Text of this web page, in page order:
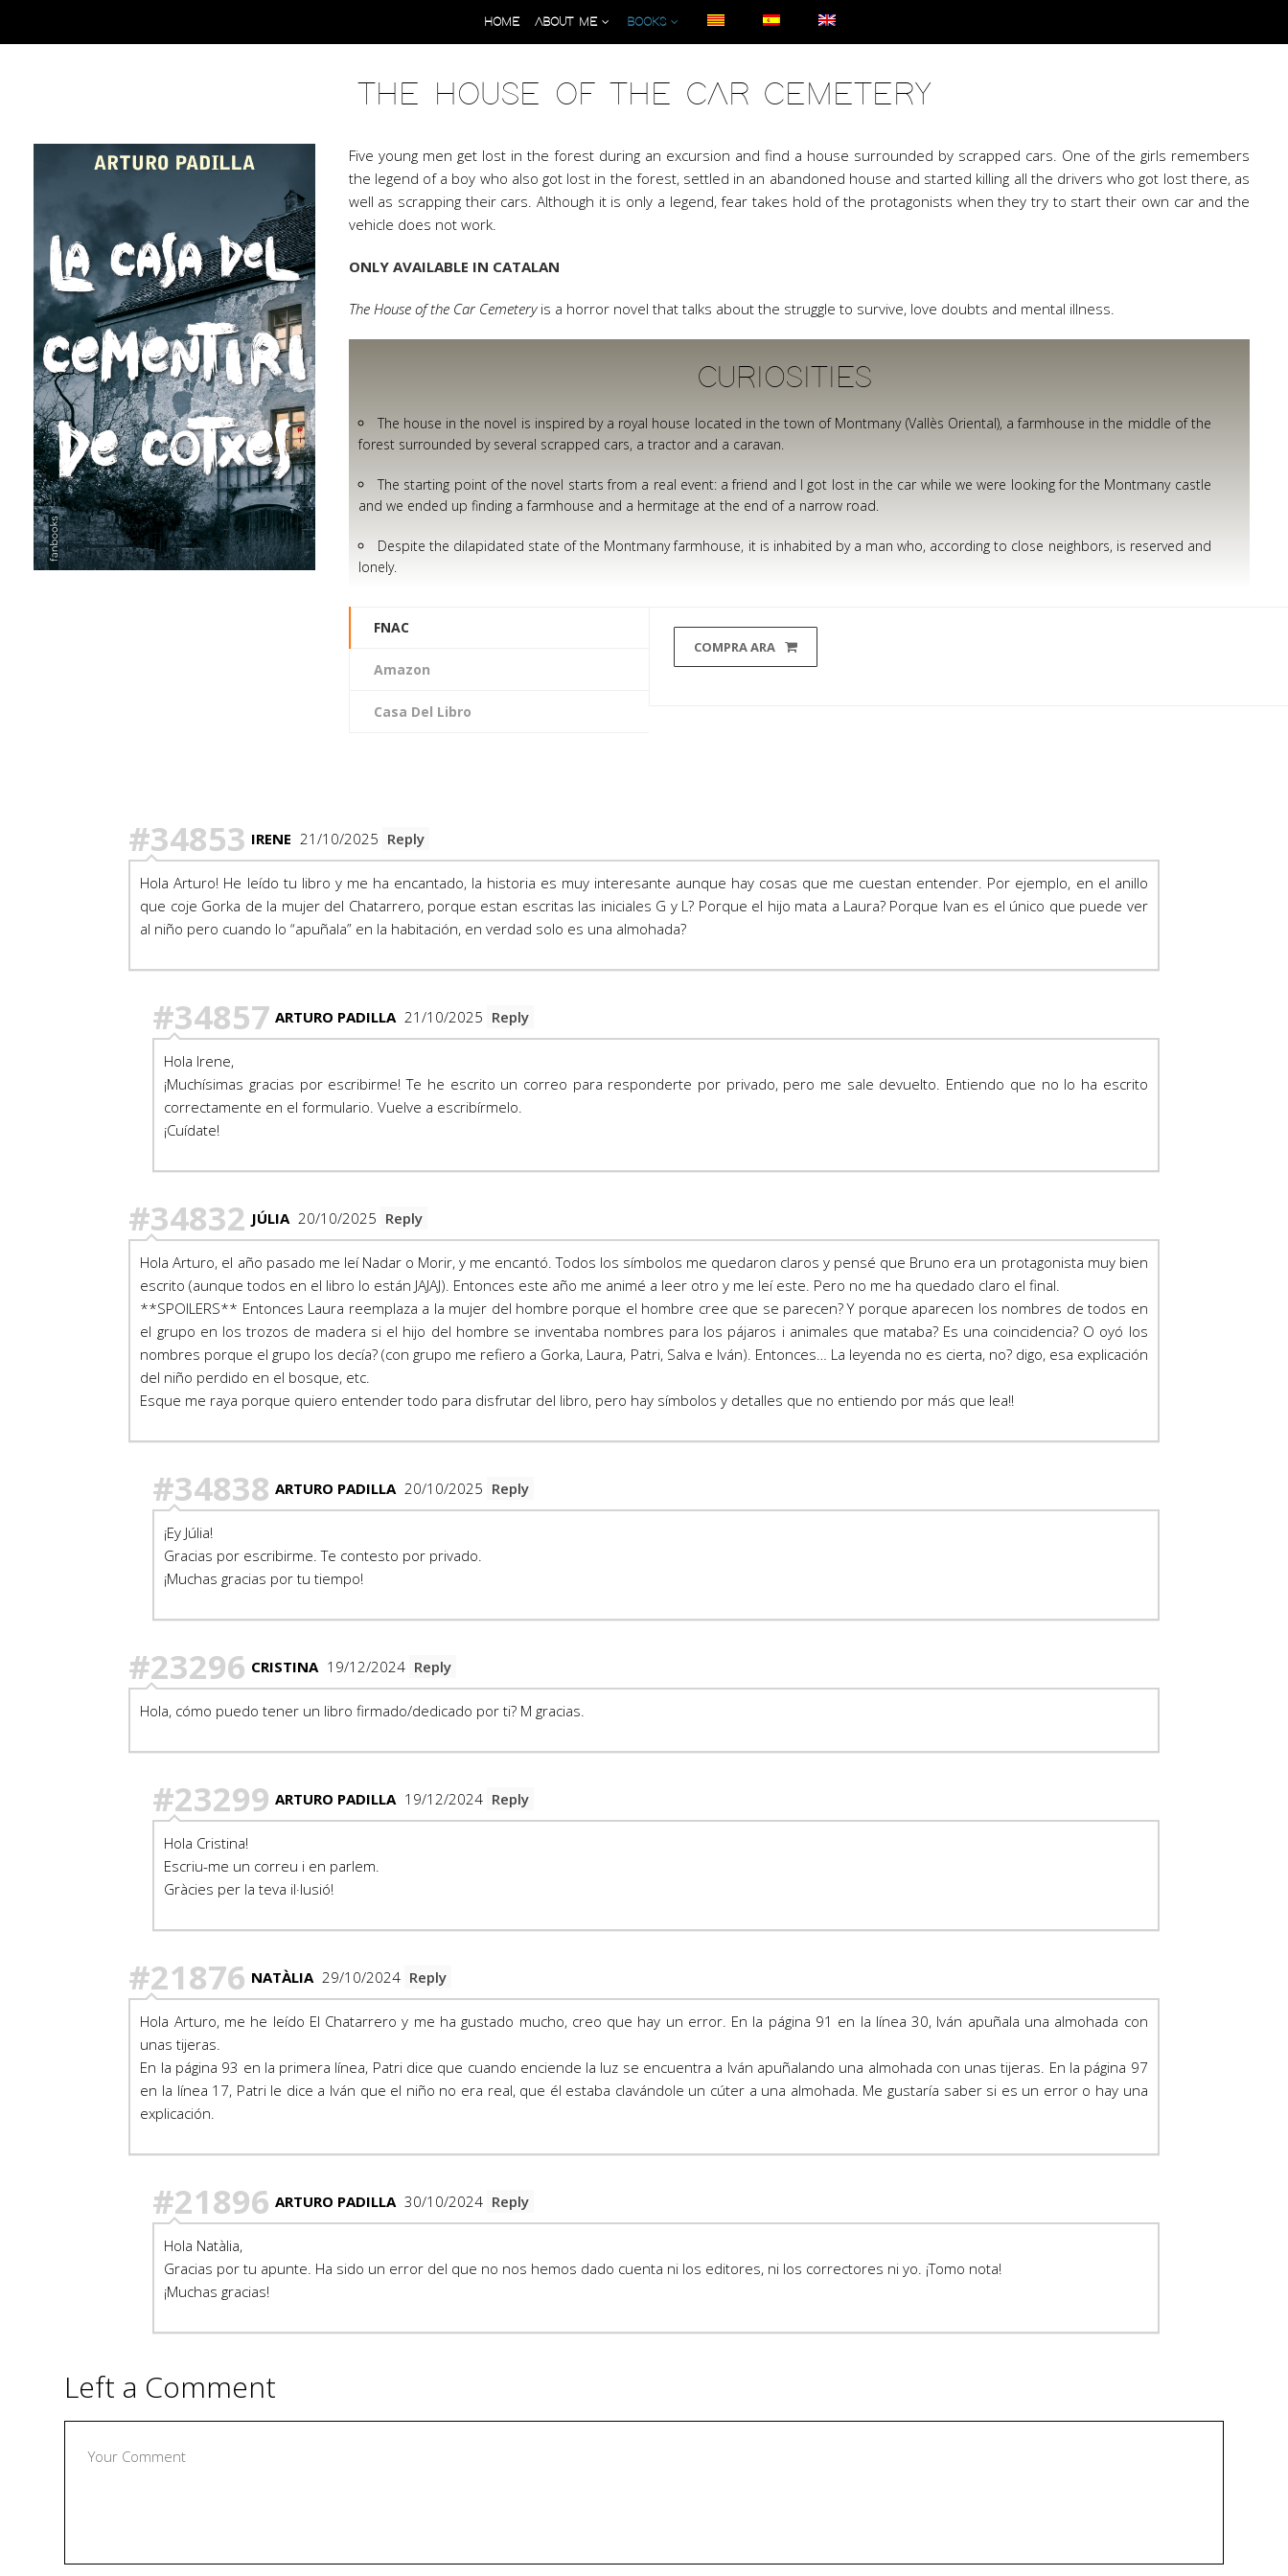
HOME ABOUT ME BOOKS
THE HOUSE OF THE CAR CEMETERY
Five young men get lost in the forest during an excursion and find a house surrounded by scrapped cars. One of the girls remembers
the legend of a boy who also got lost in the forest, settled in an abandoned house and started killing all the drivers who got lost there, as
well as scrapping their cars. Although it is only a legend, fear takes hold of the protagonists when they try to start their own car and the
vehicle does not work.
ONLY AVAILABLE IN CATALAN
The House of the Car Cemeteryis a horror novel that talks about the struggle to survive, love doubts and mental illness.
CURIOSITIES
The house in the novel is inspired by a royal house located in the town of Montmany (Vallès Oriental), a farmhouse in the middle of the
forest surrounded by several scrapped cars, a tractor and a caravan.
The starting point of the novel starts from a real event: a friend and I got lost in the car while we were looking for the Montmany castle
and we ended up finding a farmhouse and a hermitage at the end of a narrow road.
Despite the dilapidated state of the Montmany farmhouse, it is inhabited by a man who, according to close neighbors, is reserved and
lonely.
FNAC
Amazon
Casa Del Libro
COMPRA ARA
#34853 IRENE 21/10/2025 Reply
Hola Arturo! He leído tu libro y me ha encantado, la historia es muy interesante aunque hay cosas que me cuestan entender. Por ejemplo, en el anillo
que coje Gorka de la mujer del Chatarrero, porque estan escritas las iniciales G y L? Porque el hijo mata a Laura? Porque Ivan es el único que puede ver
al niño pero cuando lo “apuñala” en la habitación, en verdad solo es una almohada?
#34857 ARTURO PADILLA 21/10/2025 Reply
Hola Irene,
¡Muchísimas gracias por escribirme! Te he escrito un correo para responderte por privado, pero me sale devuelto. Entiendo que no lo ha escrito
correctamente en el formulario. Vuelve a escribírmelo.
¡Cuídate!
#34832 JÚLIA 20/10/2025 Reply
Hola Arturo, el año pasado me leí Nadar o Morir, y me encantó. Todos los símbolos me quedaron claros y pensé que Bruno era un protagonista muy bien
escrito (aunque todos en el libro lo están JAJAJ). Entonces este año me animé a leer otro y me leí este. Pero no me ha quedado claro el final.
**SPOILERS** Entonces Laura reemplaza a la mujer del hombre porque el hombre cree que se parecen? Y porque aparecen los nombres de todos en
el grupo en los trozos de madera si el hijo del hombre se inventaba nombres para los pájaros i animales que mataba? Es una coincidencia? O oyó los
nombres porque el grupo los decía? (con grupo me refiero a Gorka, Laura, Patri, Salva e Iván). Entonces… La leyenda no es cierta, no? digo, esa explicación
del niño perdido en el bosque, etc.
Esque me raya porque quiero entender todo para disfrutar del libro, pero hay símbolos y detalles que no entiendo por más que lea!!
#34838 ARTURO PADILLA 20/10/2025 Reply
¡Ey Júlia!
Gracias por escribirme. Te contesto por privado.
¡Muchas gracias por tu tiempo!
#23296 CRISTINA 19/12/2024 Reply
Hola, cómo puedo tener un libro firmado/dedicado por ti? M gracias.
#23299 ARTURO PADILLA 19/12/2024 Reply
Hola Cristina!
Escriu-me un correu i en parlem.
Gràcies per la teva il·lusió!
#21876 NATÀLIA 29/10/2024 Reply
Hola Arturo, me he leído El Chatarrero y me ha gustado mucho, creo que hay un error. En la página 91 en la línea 30, Iván apuñala una almohada con
unas tijeras.
En la página 93 en la primera línea, Patri dice que cuando enciende la luz se encuentra a Iván apuñalando una almohada con unas tijeras. En la página 97
en la línea 17, Patri le dice a Iván que el niño no era real, que él estaba clavándole un cúter a una almohada. Me gustaría saber si es un error o hay una
explicación.
#21896 ARTURO PADILLA 30/10/2024 Reply
Hola Natàlia,
Gracias por tu apunte. Ha sido un error del que no nos hemos dado cuenta ni los editores, ni los correctores ni yo. ¡Tomo nota!
¡Muchas gracias!
Left a Comment